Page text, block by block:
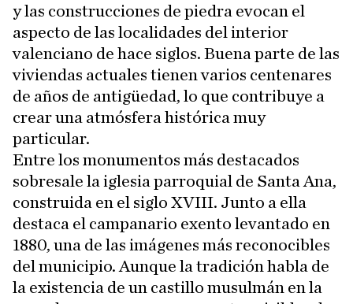
y las construcciones de piedra evocan el
aspecto de las localidades del interior
valenciano de hace siglos. Buena parte de las
viviendas actuales tienen varios centenares
de años de antigüedad, lo que contribuye a
crear una atmósfera histórica muy
particular.
Entre los monumentos más destacados
sobresale la iglesia parroquial de Santa Ana,
construida en el siglo XVIII. Junto a ella
destaca el campanario exento levantado en
1880, una de las imágenes más reconocibles
del municipio. Aunque la tradición habla de
la existencia de un castillo musulmán en la